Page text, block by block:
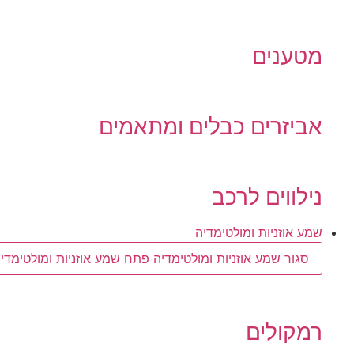
מטענים
אביזרים כבלים ומתאמים
נילווים לרכב
שמע אוזניות ומולטימדיה
סגור שמע אוזניות ומולטימדיה פתח שמע אוזניות ומולטימדיה
רמקולים